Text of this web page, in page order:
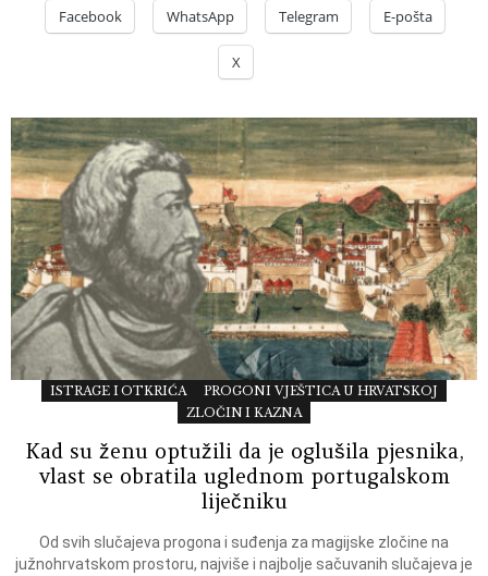
Facebook WhatsApp Telegram E-pošta
X
ISTRAGE I OTKRIĆA
PROGONI VJEŠTICA U HRVATSKOJ
ZLOČIN I KAZNA
Kad su ženu optužili da je oglušila pjesnika,
vlast se obratila uglednom portugalskom
liječniku
Od svih slučajeva progona i suđenja za magijske zločine na
južnohrvatskom prostoru, najviše i najbolje sačuvanih slučajeva je